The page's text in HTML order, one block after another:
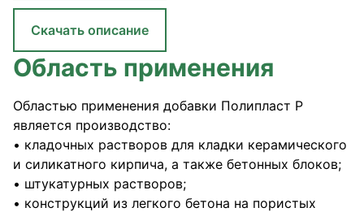
Скачать описание
Область применения
Областью применения добавки Полипласт Р
является производство:
• кладочных растворов для кладки керамического
и силикатного кирпича, а также бетонных блоков;
• штукатурных растворов;
• конструкций из легкого бетона на пористых